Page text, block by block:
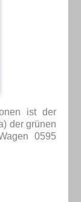
ist der
der grünen
0595